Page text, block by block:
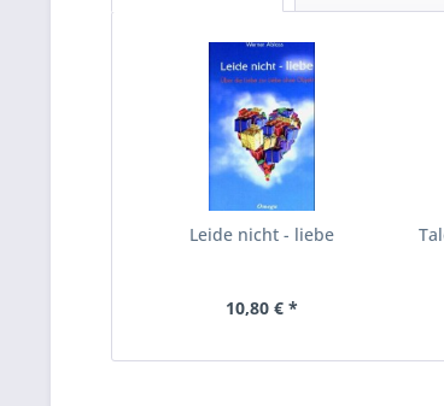
Leide nicht - liebe
10,80 € *